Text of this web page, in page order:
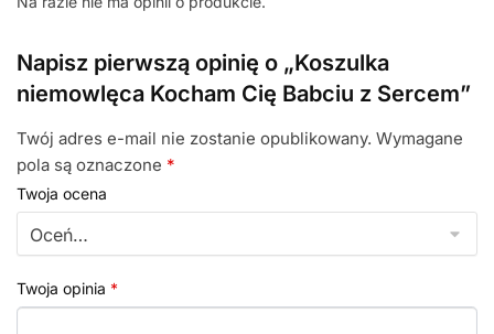
Napisz pierwszą opinię o „Koszulka
niemowlęca Kocham Cię Babciu z Sercem”
Twój adres e-mail nie zostanie opublikowany. Wymagane
pola są oznaczone *
Twoja ocena
Twoja opinia *